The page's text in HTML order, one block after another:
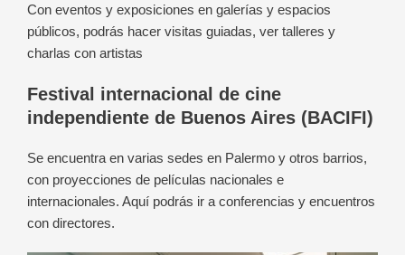
Con eventos y exposiciones en galerías y espacios
públicos, podrás hacer visitas guiadas, ver talleres y
charlas con artistas
Festival internacional de cine
independiente de Buenos Aires (BACIFI)
Se encuentra en varias sedes en Palermo y otros barrios,
con proyecciones de películas nacionales e
internacionales. Aquí podrás ir a conferencias y encuentros
con directores.